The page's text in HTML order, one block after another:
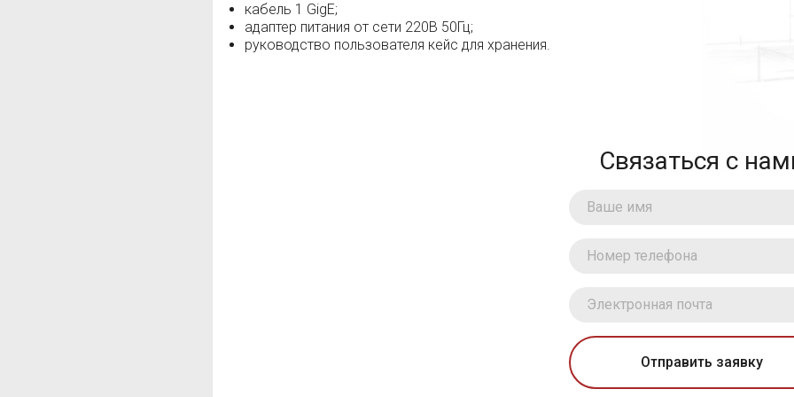
кабель 1 GigE;
адаптер питания от сети 220В 50Гц;
руководство пользователя кейс для хранения.
Связаться с
Отправить заявку